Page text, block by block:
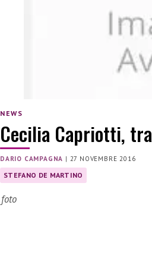
NEWS
Cecilia Capriotti,
DARIO CAMPAGNA | 27 NOVEMBRE 2016
STEFANO DE MARTINO
foto